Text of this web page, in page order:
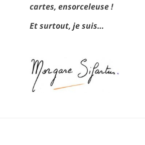
cartes, ensorceleuse !
Et surtout, je suis…